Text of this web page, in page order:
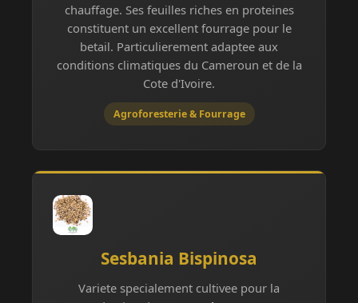
chauffage. Ses feuilles riches en proteines
constituent un excellent fourrage pour le
betail. Particulierement adaptee aux
conditions climatiques du Cameroun et de la
Cote d'Ivoire.
Agroforesterie & Fourrage
Sesbania Bispinosa
Variete specialement cultivee pour la